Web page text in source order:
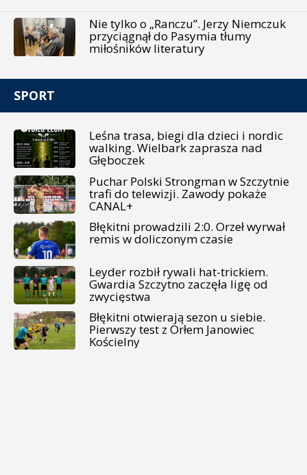
Nie tylko o „Ranczu”. Jerzy Niemczuk
przyciągnął do Pasymia tłumy
miłośników literatury
SPORT
Leśna trasa, biegi dla dzieci i nordic
walking. Wielbark zaprasza nad
Głęboczek
Puchar Polski Strongman w Szczytnie
trafi do telewizji. Zawody pokaże
CANAL+
Błękitni prowadzili 2:0. Orzeł wyrwał
remis w doliczonym czasie
Leyder rozbił rywali hat-trickiem.
Gwardia Szczytno zaczęła ligę od
zwycięstwa
Błękitni otwierają sezon u siebie.
Pierwszy test z Orłem Janowiec
Kościelny